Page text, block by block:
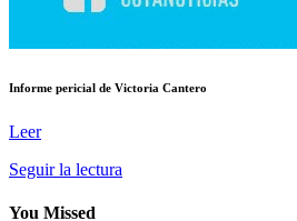
Informe pericial de Victoria Cantero
Leer
Seguir la lectura
You Missed